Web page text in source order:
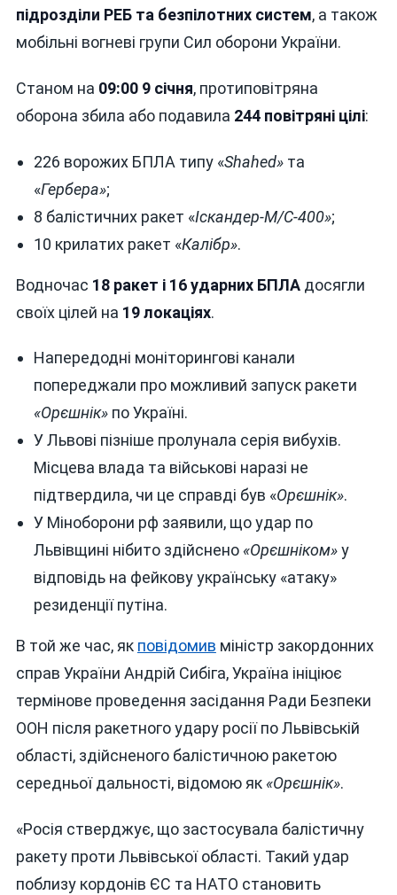
підрозділи РЕБ та безпілотних систем, а також
мобільні вогневі групи Сил оборони України.
Станом на 09:00 9 січня, протиповітряна
оборона збила або подавила 244 повітряні цілі:
226 ворожих БПЛА типу «Shahed»та
«Гербера»;
8 балістичних ракет «Іскандер-М/С-400»;
10 крилатих ракет «Калібр».
Водночас 18 ракет і 16 ударних БПЛАдосягли
своїх цілей на 19 локаціях.
Напередодні моніторингові канали
попереджали про можливий запуск ракети
«Орєшнік»по Україні.
У Львові пізніше пролунала серія вибухів.
Місцева влада та військові наразі не
підтвердила, чи це справді був «Орєшнік».
У Міноборони рф заявили, що удар по
Львівщині нібито здійснено«Орєшніком»у
відповідь на фейкову українську «атаку»
резиденції путіна.
В той же час, як повідомив міністр закордонних
справ України Андрій Сибіга, Україна ініціює
термінове проведення засідання Ради Безпеки
ООН після ракетного удару росії по Львівській
області, здійсненого балістичною ракетою
середньої дальності, відомою як«Орєшнік».
«Росія стверджує, що застосувала балістичну
ракету проти Львівської області. Такий удар
поблизу кордонів ЄС та НАТО становить